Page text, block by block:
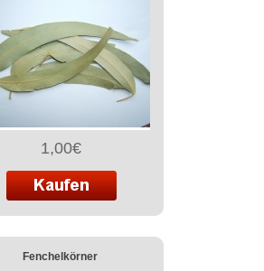
1,00€
Fenchelkörner